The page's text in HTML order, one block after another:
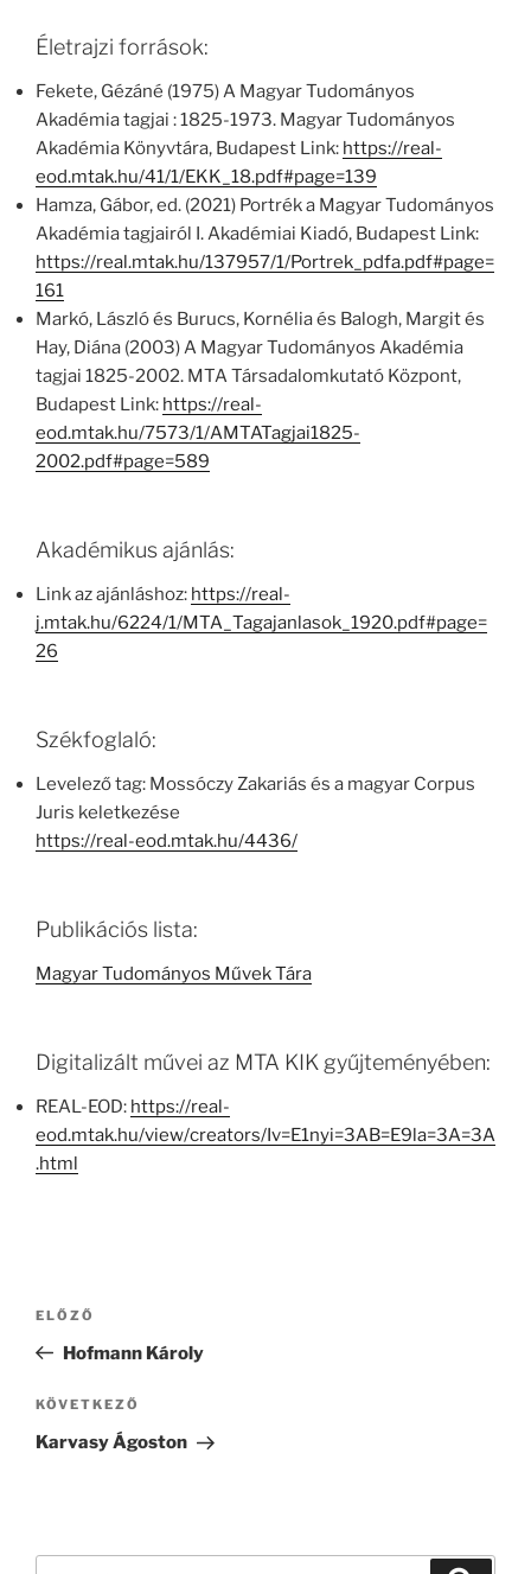
Életrajzi források:
Fekete, Gézáné (1975) A Magyar Tudományos
Akadémia tagjai : 1825-1973. Magyar Tudományos
Akadémia Könyvtára, Budapest Link: https://real-
eod.mtak.hu/41/1/EKK_18.pdf#page=139
Hamza, Gábor, ed. (2021) Portrék a Magyar Tudományos
Akadémia tagjairól I. Akadémiai Kiadó, Budapest Link:
https://real.mtak.hu/137957/1/Portrek_pdfa.pdf#page=
161
Markó, László és Burucs, Kornélia és Balogh, Margit és
Hay, Diána (2003) A Magyar Tudományos Akadémia
tagjai 1825-2002. MTA Társadalomkutató Központ,
Budapest Link: https://real-
eod.mtak.hu/7573/1/AMTATagjai1825-
2002.pdf#page=589
Akadémikus ajánlás:
Link az ajánláshoz: https://real-
j.mtak.hu/6224/1/MTA_Tagajanlasok_1920.pdf#page=
26
Székfoglaló:
Levelező tag: Mossóczy Zakariás és a magyar Corpus
Juris keletkezése
https://real-eod.mtak.hu/4436/
Publikációs lista:
Magyar Tudományos Művek Tára
Digitalizált művei az MTA KIK gyűjteményében:
REAL-EOD: https://real-
eod.mtak.hu/view/creators/Iv=E1nyi=3AB=E9la=3A=3A
.html
Bejegyzés
Korábbi
bejegyzés
ELŐZŐ
Hofmann Károly
Következő
bejegyzés
KÖVETKEZŐ
Karvasy Ágoston